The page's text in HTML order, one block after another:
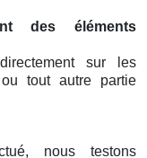
des éléments
sur les
tout autre partie
nous testons